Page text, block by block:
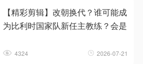
【精彩剪辑】改朝换代？谁可能成
为比利时国家队新任主教练？会是
4324 2026-07-21